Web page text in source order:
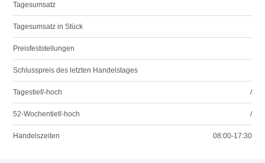
Tagesumsatz
Tagesumsatz in Stück
Preisfeststellungen
Schlusspreis des letzten Handelstages
Tagestief/-hoch /
52-Wochentief/-hoch /
Handelszeiten 08:00-17:30